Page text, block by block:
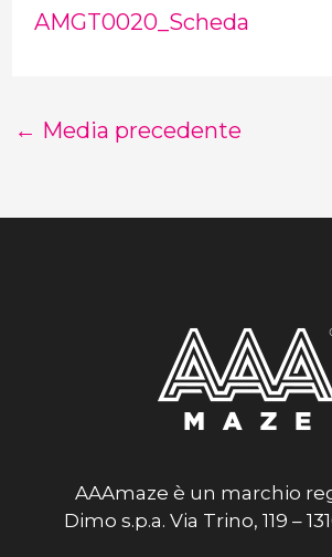
AMGT0020_Scheda
← Media precedente
AAAmaze è un marchio
Dimo s.p.a. Via Trino, 119 –